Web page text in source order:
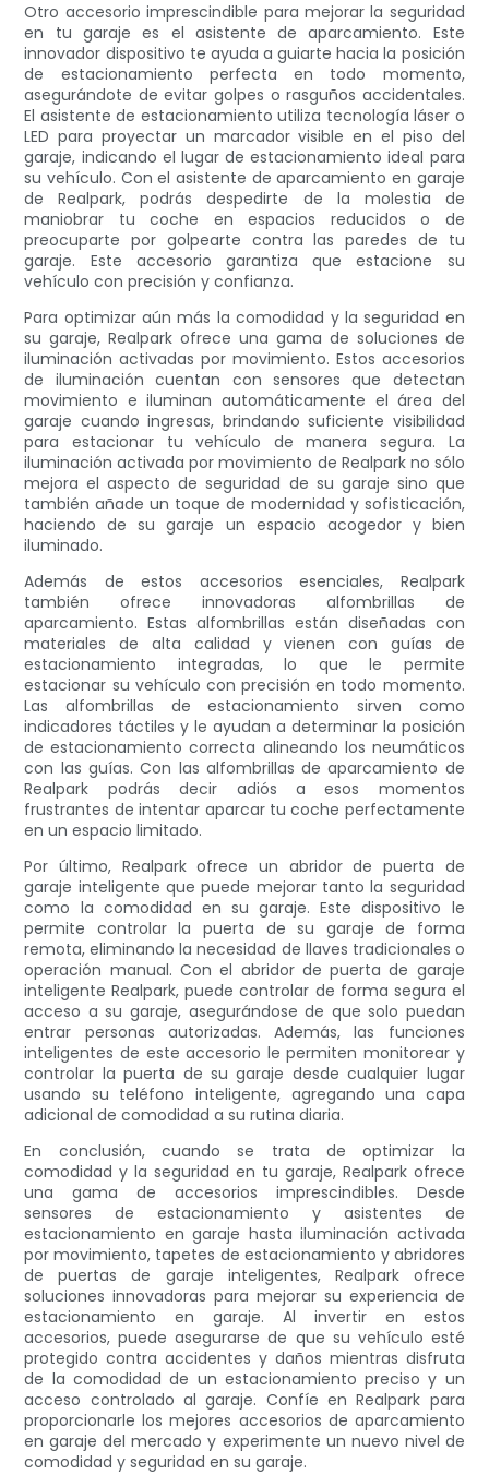
Otro accesorio imprescindible para mejorar la seguridad
en tu garaje es el asistente de aparcamiento. Este
innovador dispositivo te ayuda a guiarte hacia la posición
de estacionamiento perfecta en todo momento,
asegurándote de evitar golpes o rasguños accidentales.
El asistente de estacionamiento utiliza tecnología láser o
LED para proyectar un marcador visible en el piso del
garaje, indicando el lugar de estacionamiento ideal para
su vehículo. Con el asistente de aparcamiento en garaje
de Realpark, podrás despedirte de la molestia de
maniobrar tu coche en espacios reducidos o de
preocuparte por golpearte contra las paredes de tu
garaje. Este accesorio garantiza que estacione su
vehículo con precisión y confianza.
Para optimizar aún más la comodidad y la seguridad en
su garaje, Realpark ofrece una gama de soluciones de
iluminación activadas por movimiento. Estos accesorios
de iluminación cuentan con sensores que detectan
movimiento e iluminan automáticamente el área del
garaje cuando ingresas, brindando suficiente visibilidad
para estacionar tu vehículo de manera segura. La
iluminación activada por movimiento de Realpark no sólo
mejora el aspecto de seguridad de su garaje sino que
también añade un toque de modernidad y sofisticación,
haciendo de su garaje un espacio acogedor y bien
iluminado.
Además de estos accesorios esenciales, Realpark
también ofrece innovadoras alfombrillas de
aparcamiento. Estas alfombrillas están diseñadas con
materiales de alta calidad y vienen con guías de
estacionamiento integradas, lo que le permite
estacionar su vehículo con precisión en todo momento.
Las alfombrillas de estacionamiento sirven como
indicadores táctiles y le ayudan a determinar la posición
de estacionamiento correcta alineando los neumáticos
con las guías. Con las alfombrillas de aparcamiento de
Realpark podrás decir adiós a esos momentos
frustrantes de intentar aparcar tu coche perfectamente
en un espacio limitado.
Por último, Realpark ofrece un abridor de puerta de
garaje inteligente que puede mejorar tanto la seguridad
como la comodidad en su garaje. Este dispositivo le
permite controlar la puerta de su garaje de forma
remota, eliminando la necesidad de llaves tradicionales o
operación manual. Con el abridor de puerta de garaje
inteligente Realpark, puede controlar de forma segura el
acceso a su garaje, asegurándose de que solo puedan
entrar personas autorizadas. Además, las funciones
inteligentes de este accesorio le permiten monitorear y
controlar la puerta de su garaje desde cualquier lugar
usando su teléfono inteligente, agregando una capa
adicional de comodidad a su rutina diaria.
En conclusión, cuando se trata de optimizar la
comodidad y la seguridad en tu garaje, Realpark ofrece
una gama de accesorios imprescindibles. Desde
sensores de estacionamiento y asistentes de
estacionamiento en garaje hasta iluminación activada
por movimiento, tapetes de estacionamiento y abridores
de puertas de garaje inteligentes, Realpark ofrece
soluciones innovadoras para mejorar su experiencia de
estacionamiento en garaje. Al invertir en estos
accesorios, puede asegurarse de que su vehículo esté
protegido contra accidentes y daños mientras disfruta
de la comodidad de un estacionamiento preciso y un
acceso controlado al garaje. Confíe en Realpark para
proporcionarle los mejores accesorios de aparcamiento
en garaje del mercado y experimente un nuevo nivel de
comodidad y seguridad en su garaje.